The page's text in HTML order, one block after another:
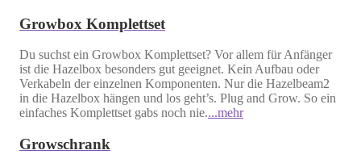
Growbox Komplettset
Du suchst ein Growbox Komplettset? Vor allem für Anfänger
ist die Hazelbox besonders gut geeignet. Kein Aufbau oder
Verkabeln der einzelnen Komponenten. Nur die Hazelbeam2
in die Hazelbox hängen und los geht’s. Plug and Grow. So ein
einfaches Komplettset gabs noch nie....mehr
Growschrank